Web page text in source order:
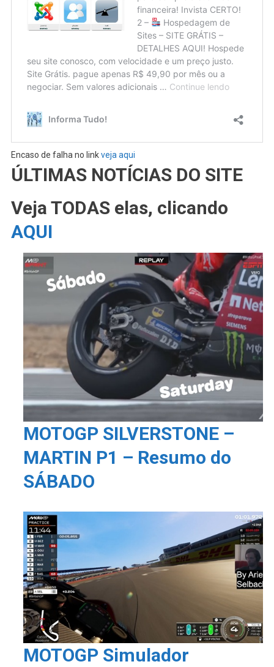
Encaso de falha no linkveja aqui
ÚLTIMAS NOTÍCIAS DO SITE
Veja TODAS elas, clicando
AQUI
MOTOGP SILVERSTONE –
MARTIN P1 – Resumo do
SÁBADO
MOTOGP Simulador